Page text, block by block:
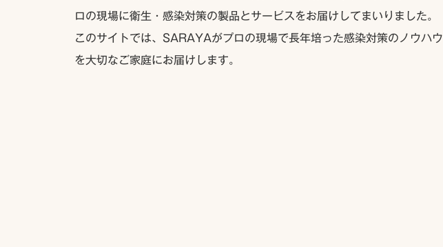
ロの現場に衛生・感染対策の製品とサービスをお届けしてまいりました。
このサイトでは、SARAYAがプロの現場で長年培った感染対策のノウハウ
を大切なご家庭にお届けします。